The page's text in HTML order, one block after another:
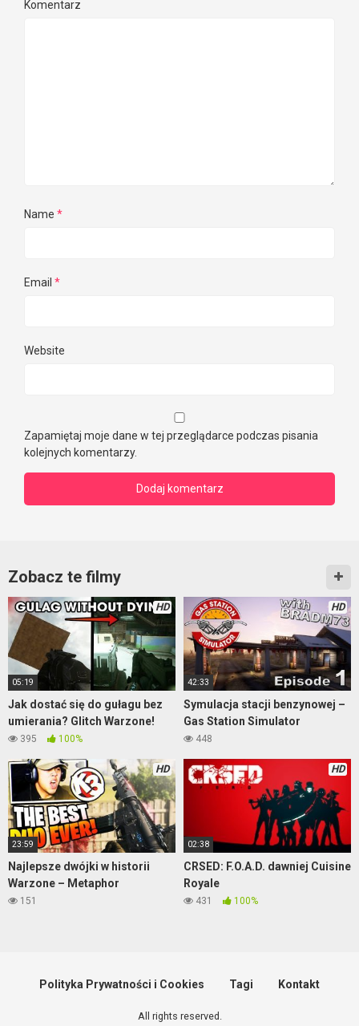
Komentarz
Name *
Email *
Website
Zapamiętaj moje dane w tej przeglądarce podczas pisania
kolejnych komentarzy.
Zobacz te filmy
HD
05:19
Jak dostać się do gułagu bez
umierania? Glitch Warzone!
395 100%
HD
42:33
Symulacja stacji benzynowej –
Gas Station Simulator
448
HD
23:59
Najlepsze dwójki w historii
Warzone – Metaphor
151
HD
02:38
CRSED: F.O.A.D. dawniej Cuisine
Royale
431 100%
Polityka Prywatności i Cookies Tagi Kontakt
All rights reserved.